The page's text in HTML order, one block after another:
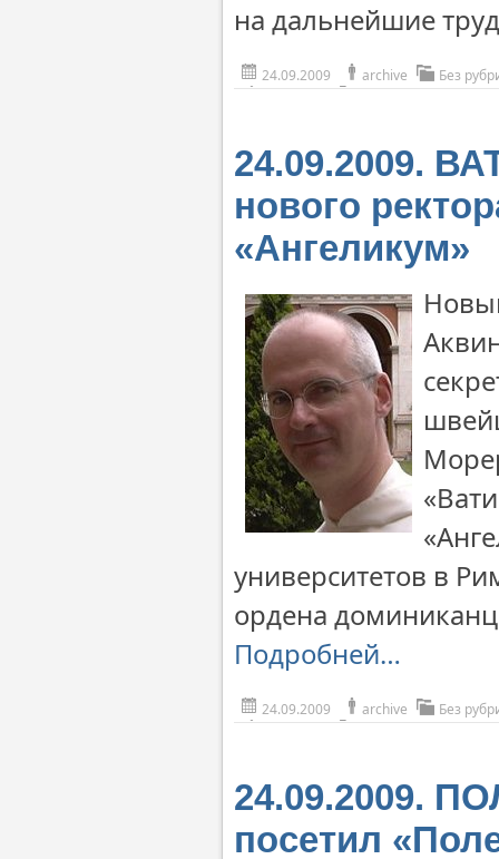
на дальнейшие
24.09.2009 archive Без
24.09.2009.
нового
«Ангеликум»
университетов в
ордена
Подробней…
24.09.2009 archive Без
24.09.2009.
посетил